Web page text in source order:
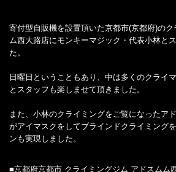
寄付型自販機を設置頂いた京都市(京都府)の
ム西大路店にモンキーマジック・代表小林と
た。
日曜日ということもあり、中は多くのクライ
とスタッフも楽しませて頂きました。
また、小林のクライミングをご覧になったア
がアイマスクをしてブラインドクライミング
ンも実現しました。
■京都府京都市 クライミングジム アドスムム